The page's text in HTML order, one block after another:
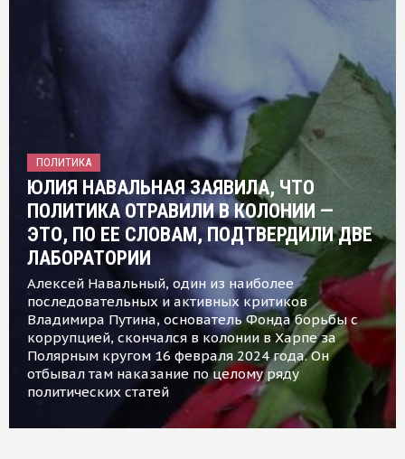
ПОЛИТИКА
ЮЛИЯ НАВАЛЬНАЯ ЗАЯВИЛА, ЧТО
ПОЛИТИКА ОТРАВИЛИ В КОЛОНИИ —
ЭТО, ПО ЕЕ СЛОВАМ, ПОДТВЕРДИЛИ ДВЕ
ЛАБОРАТОРИИ
Алексей Навальный, один из наиболее
последовательных и активных критиков
Владимира Путина, основатель Фонда борьбы с
коррупцией, скончался в колонии в Харпе за
Полярным кругом 16 февраля 2024 года. Он
отбывал там наказание по целому ряду
политических статей